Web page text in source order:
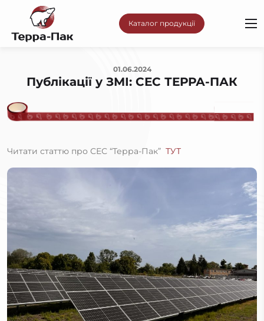
Каталог продукції
01.06.2024
Публікації у ЗМІ: СЕС ТЕРРА-ПАК
Читати статтю про СЕС “Терра-Пак” ТУТ